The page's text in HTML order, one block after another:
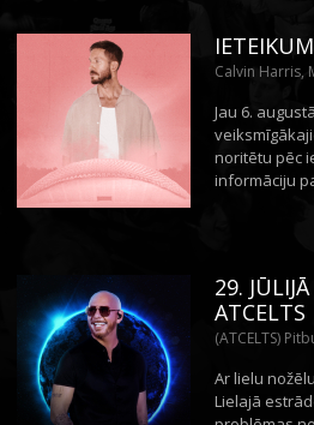
Calvin Harris,
Jau 6.
noritētu pēc
informāciju
29.
ATCELTS
(ATCELTS)
Ar lielu
Lielajā